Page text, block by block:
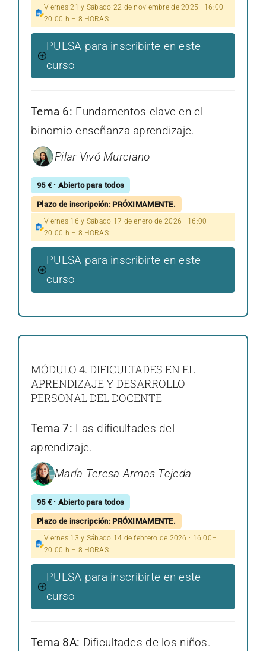
Viernes 21 y Sábado 22 de noviembre de 2025 · 16:00–
20:00 h – 8 HORAS
PULSA para inscribirte en este
curso
Tema 6: Fundamentos clave en el
binomio enseñanza-aprendizaje.
Pilar Vivó Murciano
95 € · Abierto para todos
Plazo de inscripción: PRÓXIMAMENTE.
Viernes 16 y Sábado 17 de enero de 2026 · 16:00–
20:00 h – 8 HORAS
PULSA para inscribirte en este
curso
MÓDULO 4. DIFICULTADES EN EL
APRENDIZAJE Y DESARROLLO
PERSONAL DEL DOCENTE
Tema 7: Las dificultades del
aprendizaje.
María Teresa Armas Tejeda
95 € · Abierto para todos
Plazo de inscripción: PRÓXIMAMENTE.
Viernes 13 y Sábado 14 de febrero de 2026 · 16:00–
20:00 h – 8 HORAS
PULSA para inscribirte en este
curso
Tema 8A: Dificultades de los niños.